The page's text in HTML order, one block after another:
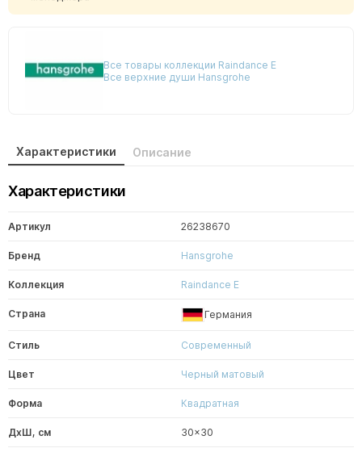
Все товары коллекции Raindance E
Все верхние души Hansgrohe
Характеристики Описание
Характеристики
Артикул 26238670
Бренд Hansgrohe
Коллекция Raindance E
Страна Германия
Стиль Современный
Цвет Черный матовый
Форма Квадратная
ДxШ, см 30x30